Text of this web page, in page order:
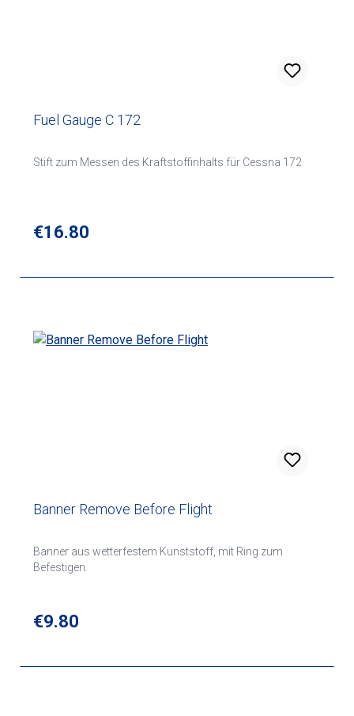
Fuel Gauge C 172
Stift zum Messen des Kraftstoffinhalts für Cessna 172
Regular price:
€16.80
Banner Remove Before Flight
Banner aus wetterfestem Kunststoff, mit Ring zum
Befestigen.
Regular price:
€9.80